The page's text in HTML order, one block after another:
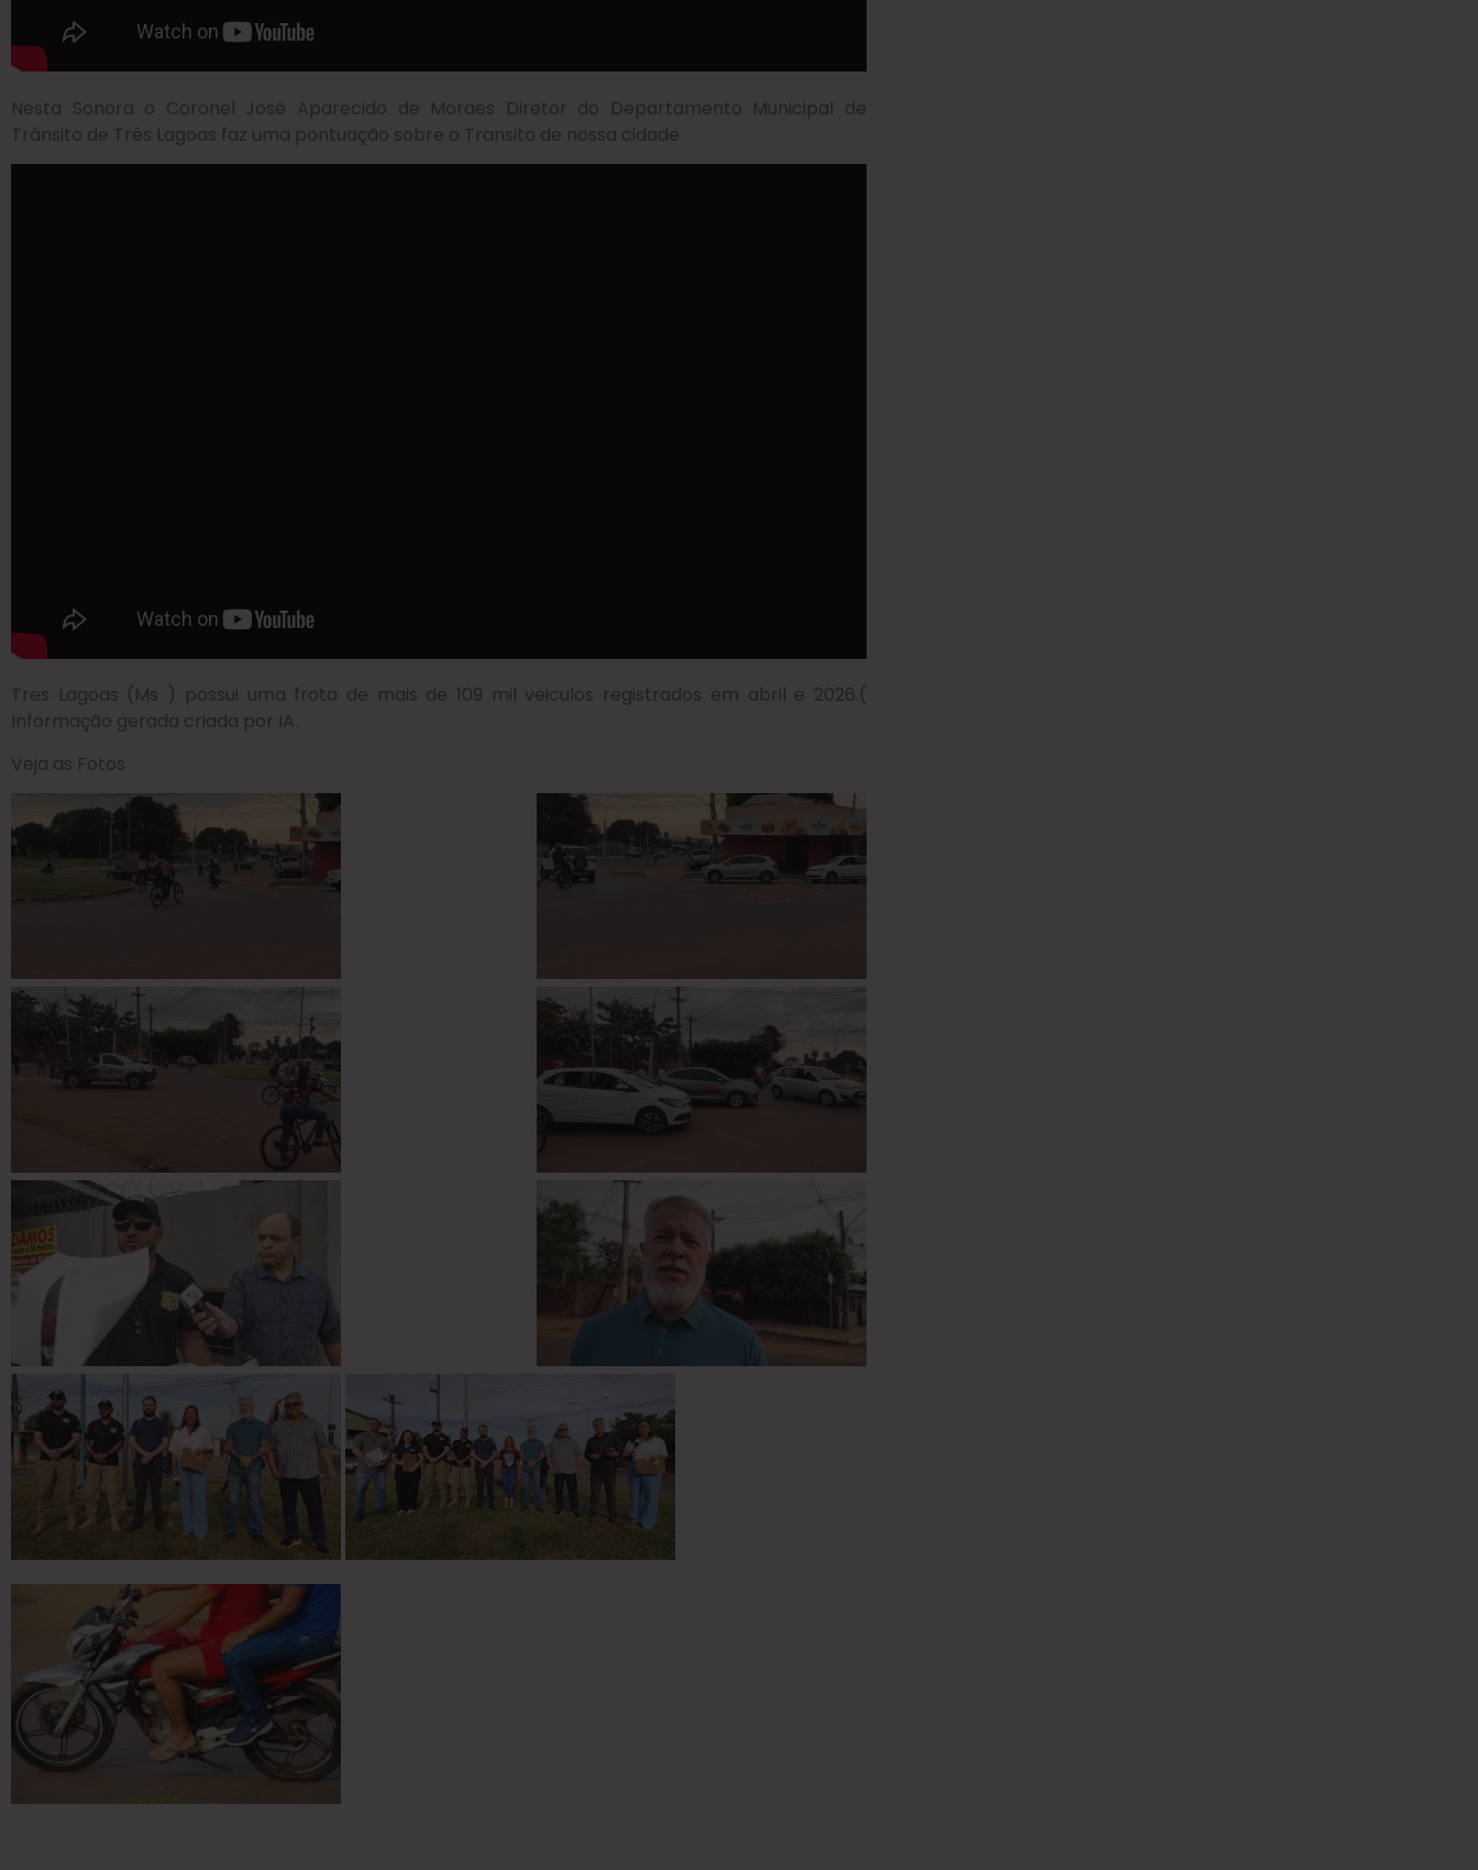
Nesta Sonora o Coronel José Aparecido de Moraes Diretor do Departamento Municipal de
Trânsito de Três Lagoas faz uma pontuação sobre o Transito de nossa cidade
Tres Lagoas (Ms ) possui uma frota de mais de 109 mil veiculos registrados em abril e 2026.(
Informação gerada criada por IA.
Veja as Fotos